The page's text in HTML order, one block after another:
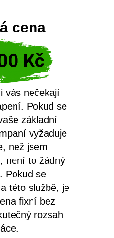
cena
vás nečekají
Pokud se
základní
vyžaduje
než jsem
není to žádný
Pokud se
této službě, je
fixní bez
rozsah